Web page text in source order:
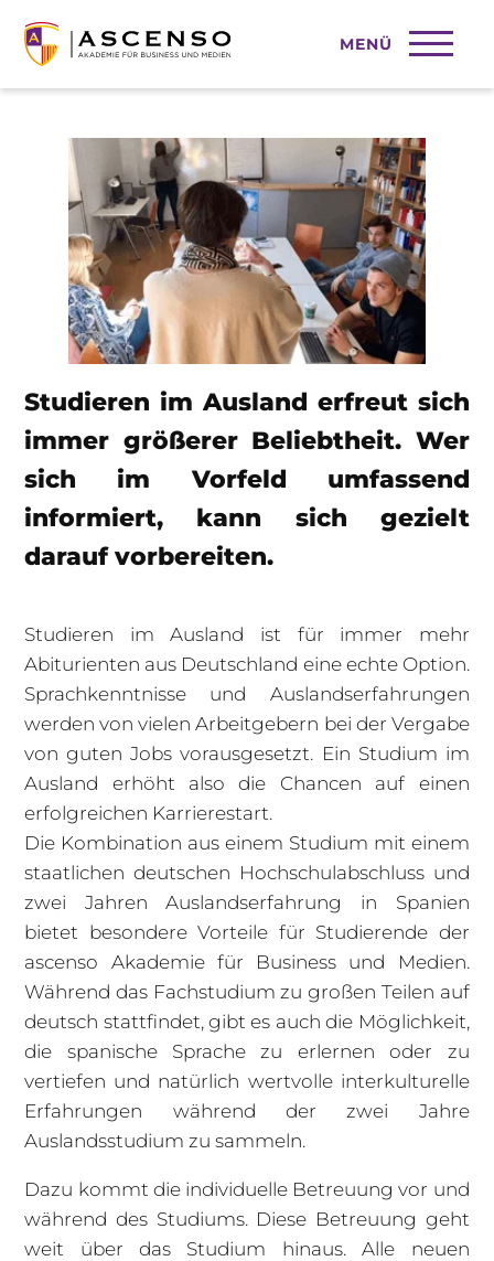
MENÜ
Studieren im Ausland
Studieren im Ausland erfreut sich
immer größerer Beliebtheit. Wer
sich im Vorfeld umfassend
informiert, kann sich gezielt
darauf vorbereiten.
Studieren im Ausland ist für immer mehr
Abiturienten aus Deutschland eine echte Option.
Sprachkenntnisse und Auslandserfahrungen
werden von vielen Arbeitgebern bei der Vergabe
von guten Jobs vorausgesetzt. Ein Studium im
Ausland erhöht also die Chancen auf einen
erfolgreichen Karrierestart.
Die Kombination aus einem Studium mit einem
staatlichen deutschen Hochschulabschluss und
zwei Jahren Auslandserfahrung in Spanien
bietet besondere Vorteile für Studierende der
ascenso Akademie für Business und Medien.
Während das Fachstudium zu großen Teilen auf
deutsch stattfindet, gibt es auch die Möglichkeit,
die spanische Sprache zu erlernen oder zu
vertiefen und natürlich wertvolle interkulturelle
Erfahrungen während der zwei Jahre
Auslandsstudium zu sammeln.
Dazu kommt die individuelle Betreuung vor und
während des Studiums. Diese Betreuung geht
weit über das Studium hinaus. Alle neuen